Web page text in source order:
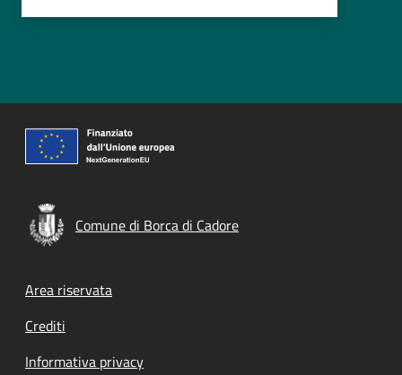
Comune di Borca di Cadore
Footer menu
Area riservata
Crediti
Informativa privacy